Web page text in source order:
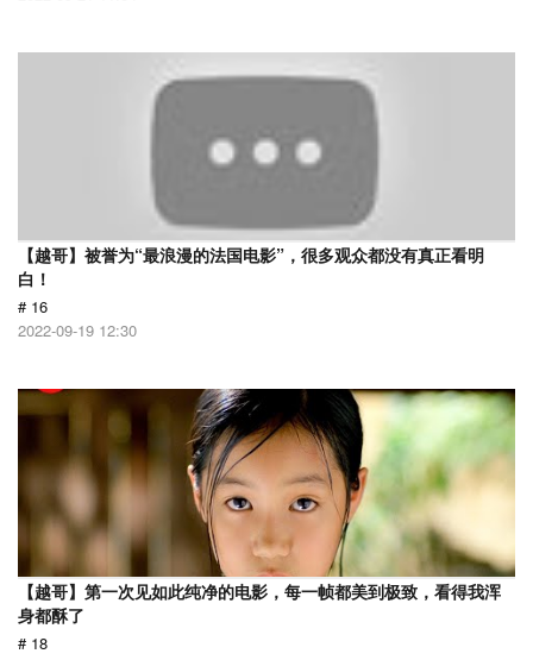
【越哥】被誉为“最浪漫的法国电影”，很多观众都没有真正看明
白！
# 16
2022-09-19 12:30
【越哥】第一次见如此纯净的电影，每一帧都美到极致，看得我浑
身都酥了
# 18